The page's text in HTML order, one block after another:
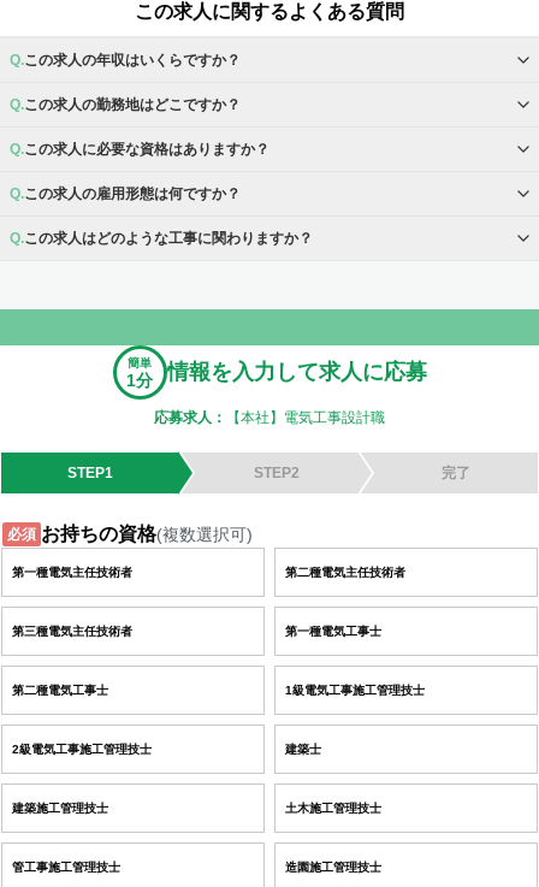
この求人に関するよくある質問
この求人の年収はいくらですか？
この求人の勤務地はどこですか？
この求人に必要な資格はありますか？
この求人の雇用形態は何ですか？
この求人はどのような工事に関わりますか？
簡単
1分 情報を入力して求人に応募
応募求人： 【本社】電気工事設計職
STEP1 STEP2 完了
必須 お持ちの資格(複数選択可)
第一種電気主任技術者 第二種電気主任技術者
第三種電気主任技術者 第一種電気工事士
第二種電気工事士 1級電気工事施工管理技士
2級電気工事施工管理技士 建築士
建築施工管理技士 土木施工管理技士
管工事施工管理技士 造園施工管理技士